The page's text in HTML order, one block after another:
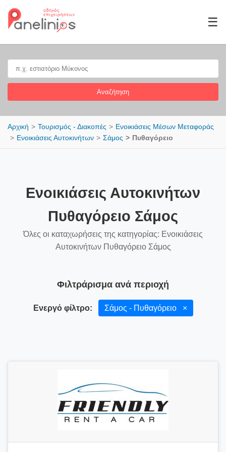
☰
Αναζήτηση
Αρχική Τουρισμός - Διακοπές
Ενοικιάσεις Μέσων Μεταφοράς
Ενοικιάσεις Αυτοκινήτων
Σάμος Πυθαγόρειο
Ενοικιάσεις Αυτοκινήτων
Πυθαγόρειο Σάμος
Όλες οι καταχωρήσεις της κατηγορίας: Ενοικιάσεις
Αυτοκινήτων Πυθαγόρειο Σάμος
Φιλτράρισμα ανά περιοχή
Ενεργό φίλτρο: Σάμος - Πυθαγόρειο ×